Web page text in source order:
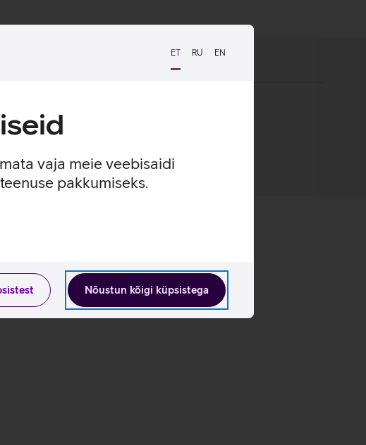
ET RU EN
vaja meie veebisaidi
pakkumiseks.
Nõustun kõigi küpsistega